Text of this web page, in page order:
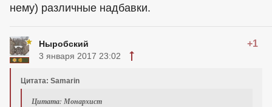
нему) различные надбавки.
Ныробский +1
3 января 2017 23:02
Цитата: Samarin
Цитата: Монархист